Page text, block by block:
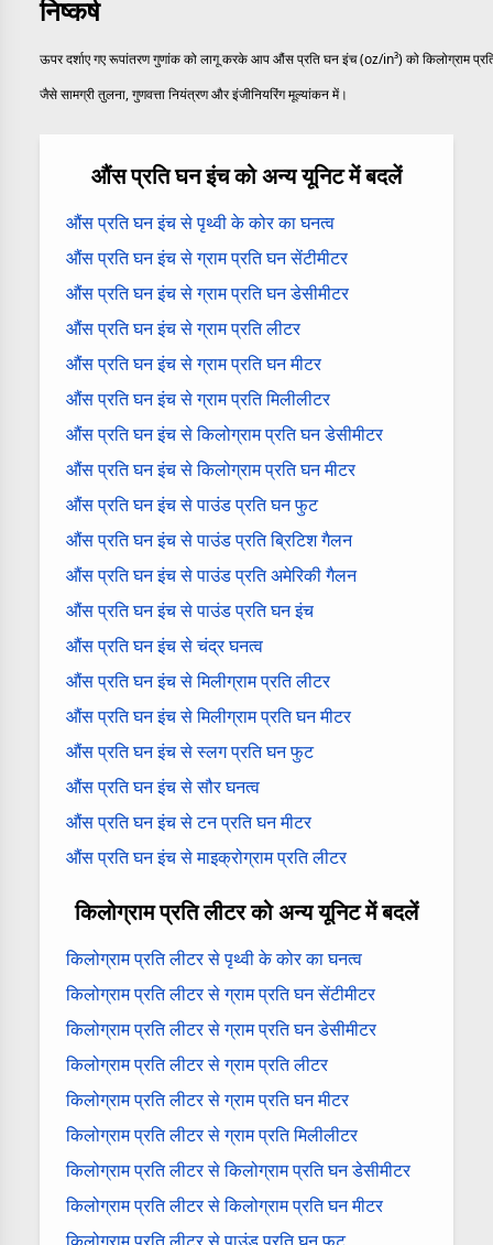
निष्कर्ष
ऊपर दर्शाए गए रूपांतरण गुणांक को लागू करके आप औंस प्रति घन इंच (oz/in³) को किलोग्राम
जैसे सामग्री तुलना, गुणवत्ता नियंत्रण और इंजीनियरिंग मूल्यांकन में।
औंस प्रति घन इंच को अन्य यूनिट में बदलें
औंस प्रति घन इंच से पृथ्वी के कोर का घनत्व
औंस प्रति घन इंच से ग्राम प्रति घन सेंटीमीटर
औंस प्रति घन इंच से ग्राम प्रति घन डेसीमीटर
औंस प्रति घन इंच से ग्राम प्रति लीटर
औंस प्रति घन इंच से ग्राम प्रति घन मीटर
औंस प्रति घन इंच से ग्राम प्रति मिलीलीटर
औंस प्रति घन इंच से किलोग्राम प्रति घन डेसीमीटर
औंस प्रति घन इंच से किलोग्राम प्रति घन मीटर
औंस प्रति घन इंच से पाउंड प्रति घन फुट
औंस प्रति घन इंच से पाउंड प्रति ब्रिटिश गैलन
औंस प्रति घन इंच से पाउंड प्रति अमेरिकी गैलन
औंस प्रति घन इंच से पाउंड प्रति घन इंच
औंस प्रति घन इंच से चंद्र घनत्व
औंस प्रति घन इंच से मिलीग्राम प्रति लीटर
औंस प्रति घन इंच से मिलीग्राम प्रति घन मीटर
औंस प्रति घन इंच से स्लग प्रति घन फुट
औंस प्रति घन इंच से सौर घनत्व
औंस प्रति घन इंच से टन प्रति घन मीटर
औंस प्रति घन इंच से माइक्रोग्राम प्रति लीटर
किलोग्राम प्रति लीटर को अन्य यूनिट में बदलें
किलोग्राम प्रति लीटर से पृथ्वी के कोर का घनत्व
किलोग्राम प्रति लीटर से ग्राम प्रति घन सेंटीमीटर
किलोग्राम प्रति लीटर से ग्राम प्रति घन डेसीमीटर
किलोग्राम प्रति लीटर से ग्राम प्रति लीटर
किलोग्राम प्रति लीटर से ग्राम प्रति घन मीटर
किलोग्राम प्रति लीटर से ग्राम प्रति मिलीलीटर
किलोग्राम प्रति लीटर से किलोग्राम प्रति घन डेसीमीटर
किलोग्राम प्रति लीटर से किलोग्राम प्रति घन मीटर